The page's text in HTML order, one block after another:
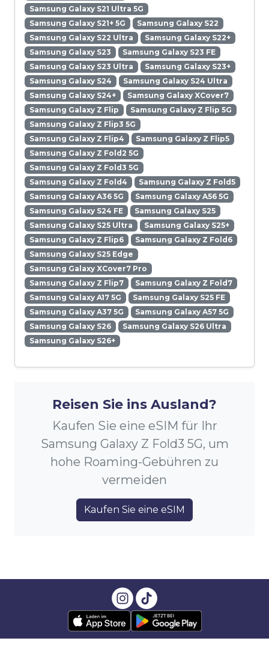
Samsung Galaxy S21 Ultra 5G
Samsung Galaxy S21+ 5G
Samsung Galaxy S22
Samsung Galaxy S22 Ultra
Samsung Galaxy S22+
Samsung Galaxy S23
Samsung Galaxy S23 FE
Samsung Galaxy S23 Ultra
Samsung Galaxy S23+
Samsung Galaxy S24
Samsung Galaxy S24 Ultra
Samsung Galaxy S24+
Samsung Galaxy XCover7
Samsung Galaxy Z Flip
Samsung Galaxy Z Flip 5G
Samsung Galaxy Z Flip3 5G
Samsung Galaxy Z Flip4
Samsung Galaxy Z Flip5
Samsung Galaxy Z Fold2 5G
Samsung Galaxy Z Fold3 5G
Samsung Galaxy Z Fold4
Samsung Galaxy Z Fold5
Samsung Galaxy A36 5G
Samsung Galaxy A56 5G
Samsung Galaxy S24 FE
Samsung Galaxy S25
Samsung Galaxy S25 Ultra
Samsung Galaxy S25+
Samsung Galaxy Z Flip6
Samsung Galaxy Z Fold6
Samsung Galaxy S25 Edge
Samsung Galaxy XCover7 Pro
Samsung Galaxy Z Flip7
Samsung Galaxy Z Fold7
Samsung Galaxy A17 5G
Samsung Galaxy S25 FE
Samsung Galaxy A37 5G
Samsung Galaxy A57 5G
Samsung Galaxy S26
Samsung Galaxy S26 Ultra
Samsung Galaxy S26+
Reisen Sie ins Ausland?
Kaufen Sie eine eSIM für Ihr
Samsung Galaxy Z Fold3 5G, um
hohe Roaming-Gebühren zu
vermeiden
Kaufen Sie eine eSIM